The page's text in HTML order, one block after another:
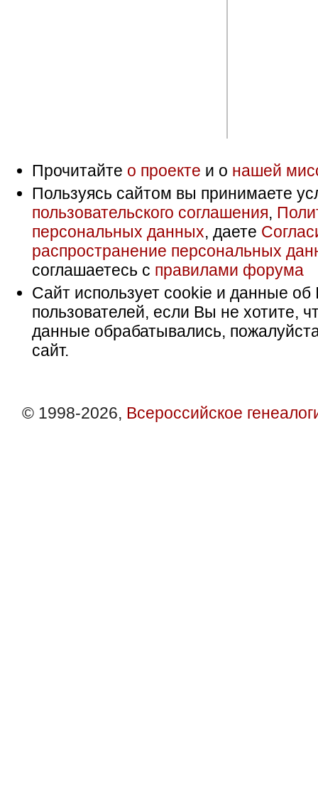
Прочитайте о проекте и о нашей
Пользуясь сайтом вы принимаете
пользовательского соглашения,
персональных данных, даете
распространение персональных
соглашаетесь с правилами форума
Сайт использует cookie и данные об
пользователей, если Вы не хотите,
данные обрабатывались,
сайт.
© 1998-2026, Всероссийское